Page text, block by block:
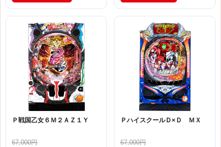
Ｐ戦国乙女６Ｍ２ＡＺ１Ｙ
67,000円
ＰハイスクールＤ×Ｄ ＭＸ
67,000円